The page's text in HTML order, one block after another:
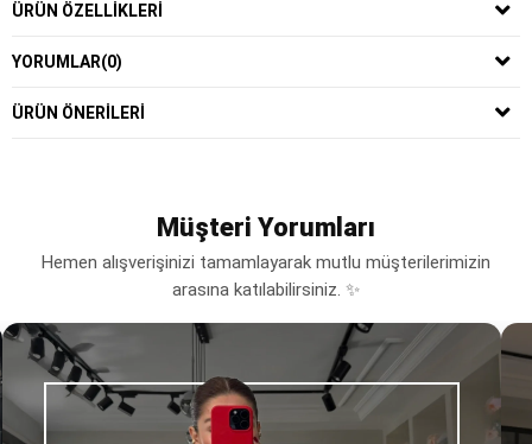
ÜRÜN ÖZELLIKLERI
YORUMLAR(0)
ÜRÜN ÖNERILERI
Müşteri Yorumları
Hemen alışverişinizi tamamlayarak mutlu müşterilerimizin
arasına katılabilirsiniz. ✨